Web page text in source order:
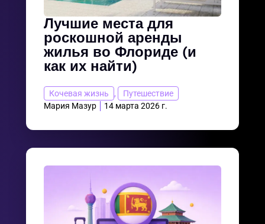
Лучшие места для
роскошной аренды
жилья во Флориде (и
как их найти)
Кочевая жизнь ,
Путешествие
Мария Мазур
14 марта 2026 г.